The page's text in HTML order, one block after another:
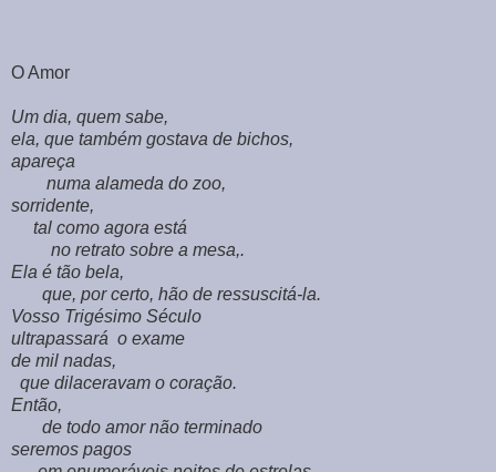
O Amor
Um dia, quem sabe,
ela, que também gostava de bichos,
apareça
numa alameda do zoo,
sorridente,
tal como agora está
no retrato sobre a mesa,.
Ela é tão bela,
que, por certo, hão de ressuscitá-la.
Vosso Trigésimo Século
ultrapassará o exame
de mil nadas,
que dilaceravam o coração.
Então,
de todo amor não terminado
seremos pagos